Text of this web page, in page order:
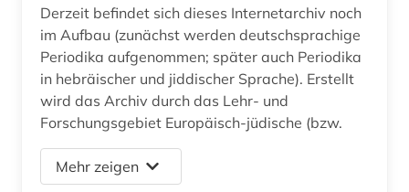
Derzeit befindet sich dieses Internetarchiv noch
im Aufbau (zunächst werden deutschsprachige
Periodika aufgenommen; später auch Periodika
in hebräischer und jiddischer Sprache). Erstellt
wird das Archiv durch das Lehr- und
Forschungsgebiet Europäisch-jüdische (bzw.
Mehr zeigen